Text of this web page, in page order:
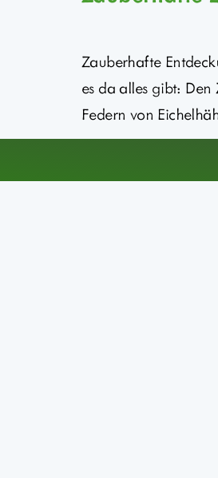
Zauberhafte
es da alles gibt:
Federn von